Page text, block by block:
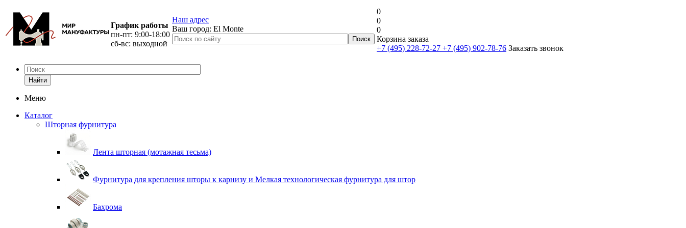
График работы
пн-пт: 9:00-18:00
сб-вс: выходной
Наш адрес
Ваш город: El Monte
0
0
0
Корзина заказа
+7 (495) 228-72-27 +7 (495) 902-78-76 Заказать звонок
Найти
Меню
Каталог
Шторная фурнитура
Лента шторная (мотажная тесьма)
Фурнитура для крепления шторы к карнизу и Мелкая технологическая фурнитура для штор
Бахрома